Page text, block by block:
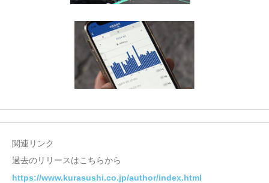
関連リンク
過去のリリースはこちらから
https://www.kurasushi.co.jp/author/index.html